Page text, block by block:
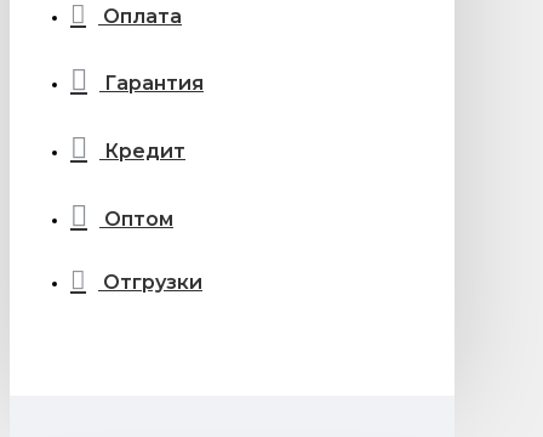
Оплата
Гарантия
Кредит
Оптом
Отгрузки